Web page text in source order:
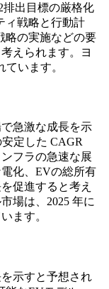
排出目標の厳格化
ィ戦略と行動計
略の実施などの要
えられます。ヨ
います。
急激な成長を示
定した CAGR
フラの急速な展
化、EVの総所有
促進すると考え
場は、2025 年に
ます。
示すと予想され